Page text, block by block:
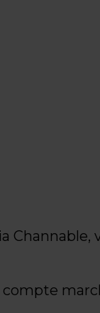
Channable,
compte